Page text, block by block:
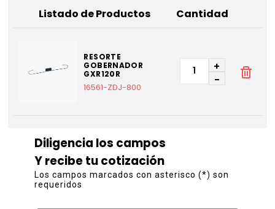
Listado de Productos Cantidad
RESORTE
GOBERNADOR
GXR120R
16561-ZDJ-800
+
-
Diligencia los campos
Y recibe tu cotización
Los campos marcados con asterisco (*) son
requeridos